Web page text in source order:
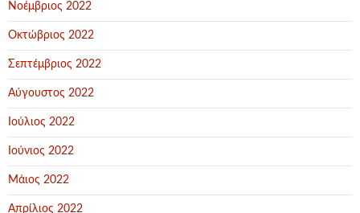
Νοέμβριος 2022
Οκτώβριος 2022
Σεπτέμβριος 2022
Αύγουστος 2022
Ιούλιος 2022
Ιούνιος 2022
Μάιος 2022
Απρίλιος 2022